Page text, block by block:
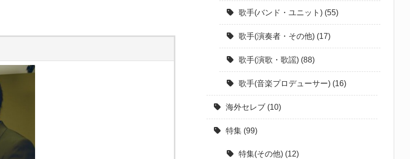
歌手(バンド・ユニット) (55)
歌手(演奏者・その他) (17)
歌手(演歌・歌謡) (88)
歌手(音楽プロデューサー) (16)
海外セレブ (10)
特集 (99)
特集(その他) (12)